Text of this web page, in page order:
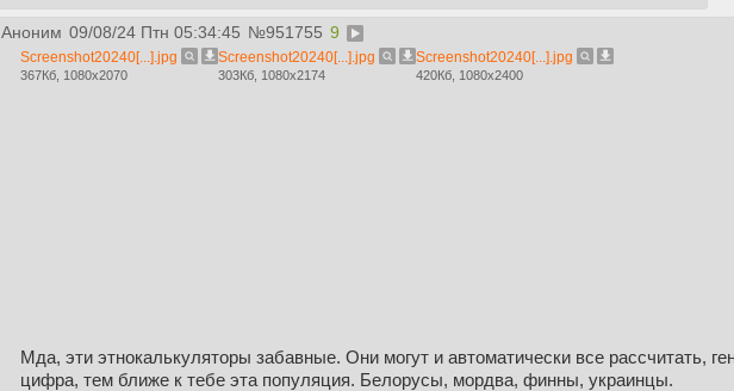
Аноним 09/08/24 Птн 05:34:45 №951755 9
Screenshot20240[...].jpg
367Кб, 1080x2070
Screenshot20240[...].jpg
303Кб, 1080x2174
Screenshot20240[...].jpg
420Кб, 1080x2400
Мда, эти этнокалькуляторы забавные. Они могут и автоматически все рассчитать,
цифра, тем ближе к тебе эта популяция. Белорусы, мордва, финны, украинцы.